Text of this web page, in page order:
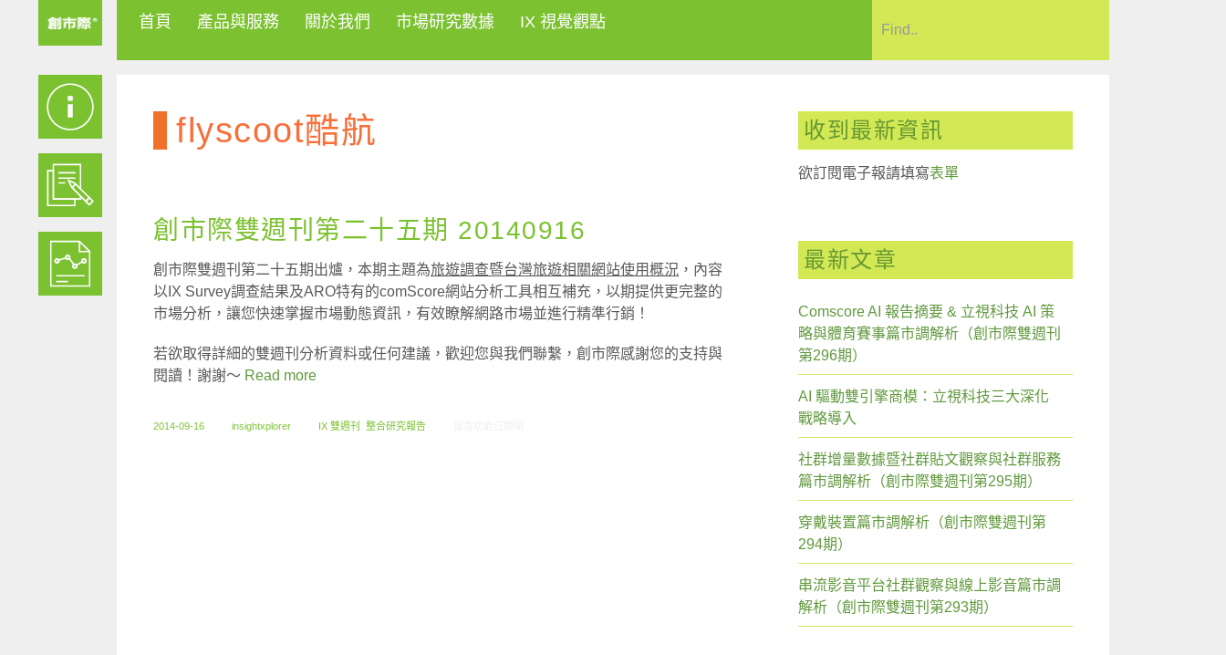
首頁 產品與服務 關於我們 市場研究數據 IX 視覺觀點
flyscoot酷航
創市際雙週刊第二十五期 20140916
創市際雙週刊第二十五期出爐，本期主題為旅遊調查暨台灣旅遊相關網站使用概況 ，內容
以IX Survey調查結果及ARO特有的comScore網站分析工具相互補充，以期提供更完整的
市場分析，讓您快速掌握市場動態資訊，有效瞭解網路市場並進行精準行銷！
若欲取得詳細的雙週刊分析資料或任何建議，歡迎您與我們聯繫，創市際感謝您的支持與
閱讀！謝謝～ Read more
2014-09-16 insightxplorer IX 雙週刊 整合研究報告
收到最新資訊
欲訂閱電子報請填寫表單
最新文章
Comscore AI 報告摘要 & 立視科技 AI 策
略與體育賽事篇市調解析（創市際雙週刊
第296期）
AI 驅動雙引擎商模：立視科技三大深化
戰略導入
社群增量數據暨社群貼文觀察與社群服務
篇市調解析（創市際雙週刊第295期）
穿戴裝置篇市調解析（創市際雙週刊第
294期）
串流影音平台社群觀察與線上影音篇市調
解析（創市際雙週刊第293期）